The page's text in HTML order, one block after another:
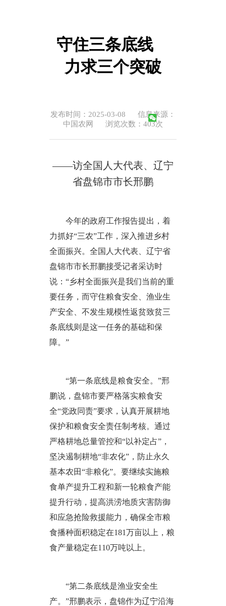
守住三条底线
力求三个突破
发布时间：2025-03-08
信息来源：
中国农网
浏览次数： 403次
——访全国人大代表、辽宁
省盘锦市市长邢鹏
今年的政府工作报告提出，着
力抓好“三农”工作，深入推进乡村
全面振兴。全国人大代表、辽宁省
盘锦市市长邢鹏接受记者采访时
说：“乡村全面振兴是我们当前的重
要任务，而守住粮食安全、渔业生
产安全、不发生规模性返贫致贫三
条底线则是这一任务的基础和保
障。”
“第一条底线是粮食安全。”邢
鹏说，盘锦市要严格落实粮食安
全“党政同责”要求，认真开展耕地
保护和粮食安全责任制考核。通过
严格耕地总量管控和“以补定占”，
坚决遏制耕地“非农化”，防止永久
基本农田“非粮化”。要继续实施粮
食单产提升工程和新一轮粮食产能
提升行动，提高洪涝地质灾害防御
和应急抢险救援能力，确保全市粮
食播种面积稳定在181万亩以上，粮
食产量稳定在110万吨以上。
“第二条底线是渔业安全生
产。”邢鹏表示，盘锦作为辽宁沿海